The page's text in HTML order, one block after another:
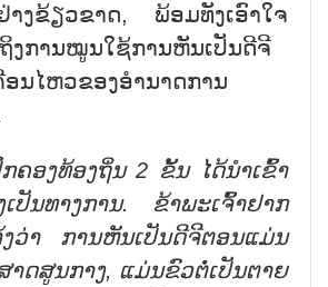
ງຂ້ຽວຂາດ, ພ້ອມທັງເອົາໃຈ
ຖິງການໝູນໃຊ້ການຫັນເປັນດີຈີ
ອນໄຫວຂອງອຳນາດການ
ກຄອງທ້ອງຖິ່ນ 2 ຂັ້ນ ໄດ້ນຳເຂົ້າ
ເປັນທາງການ. ຂ້າພະເຈົ້າຢາກ
ງວ່າ ການຫັນເປັນດີຈີຕອນແມ່ນ
າດສູນກາງ, ແມ່ນຂົວຕໍ່ເປັນຕາຍ